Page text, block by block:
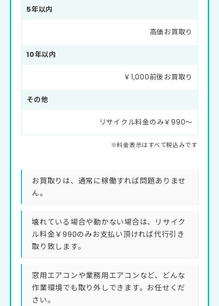
5年以内
高価お買取り
10年以内
￥1,000前後お買取り
その他
リサイクル料金のみ￥990〜
お買取りは、通常に稼働すれば問題ありませ
ん。
壊れている場合や動かない場合は、リサイク
ル料金￥990のみお支払い頂ければ代行引き
取り致します。
窓用エアコンや業務用エアコンなど、どんな
作業環境でも取り外しできます。お任せくだ
さい。